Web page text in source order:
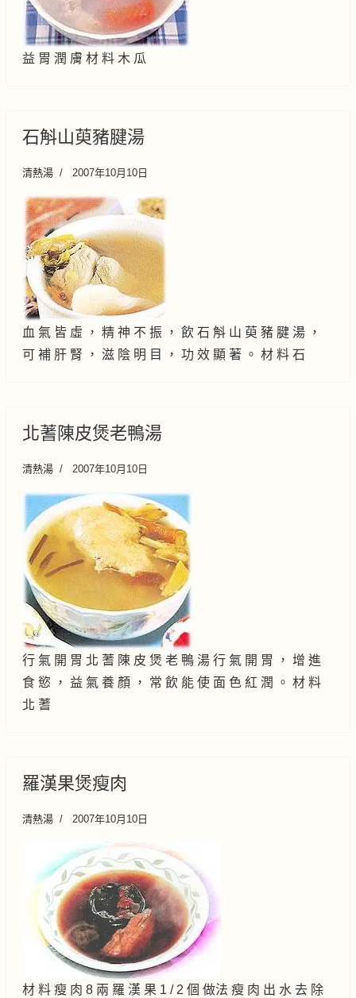
益 胃 潤 膚 材 料 木 瓜
石斛山萸豬腱湯
清熱湯 2007年10月10日
血 氣 皆 虛 ， 精 神 不 振 ， 飲 石 斛 山 萸 豬 腱 湯 ，
可 補 肝 腎 ， 滋 陰 明 目 ， 功 效 顯 著 。 材 料 石
北蓍陳皮煲老鴨湯
清熱湯 2007年10月10日
行 氣 開 胃 北 蓍 陳 皮 煲 老 鴨 湯 行 氣 開 胃 ， 增 進
食 慾 ， 益 氣 養 顏 ， 常 飲 能 使 面 色 紅 潤 。 材 料
北 蓍
羅漢果煲瘦肉
清熱湯 2007年10月10日
材 料 瘦 肉 8 兩 羅 漢 果 1 / 2 個 做法 瘦 肉 出 水 去 除